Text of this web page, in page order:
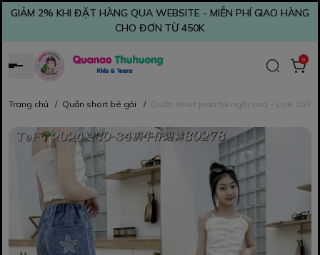
GIẢM 2% KHI ĐẶT HÀNG QUA WEBSITE - MIỄN PHÍ GIAO HÀNG
CHO ĐƠN TỪ 450K
0
Trang chủ / Quần short bé gái / Quần short jean túi ngôi sao - size 160